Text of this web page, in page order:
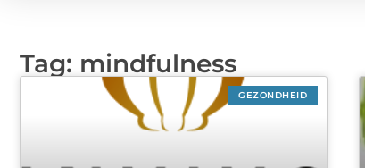
Tag: mindfulness
GEZONDHEID